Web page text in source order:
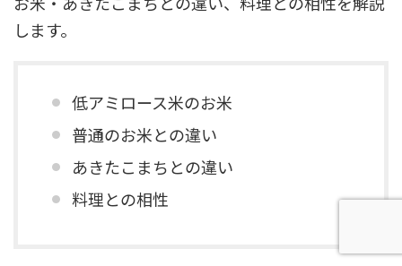
します。
低アミロース米のお米
普通のお米との違い
あきたこまちとの違い
料理との相性